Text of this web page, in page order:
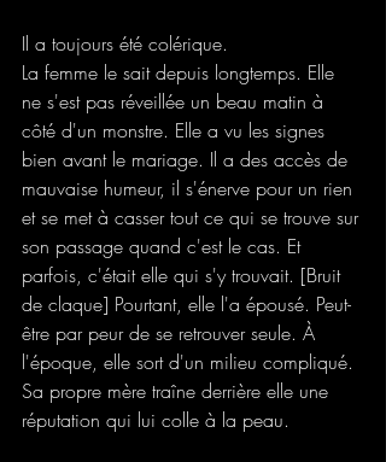
Il a toujours été colérique.
La femme le sait depuis longtemps. Elle
ne s'est pas réveillée un beau matin à
côté d'un monstre. Elle a vu les signes
bien avant le mariage. Il a des accès de
mauvaise humeur, il s'énerve pour un rien
et se met à casser tout ce qui se trouve sur
son passage quand c'est le cas. Et
parfois, c'était elle qui s'y trouvait. [Bruit
de claque] Pourtant, elle l'a épousé. Peut-
être par peur de se retrouver seule. À
l'époque, elle sort d'un milieu compliqué.
Sa propre mère traîne derrière elle une
réputation qui lui colle à la peau.